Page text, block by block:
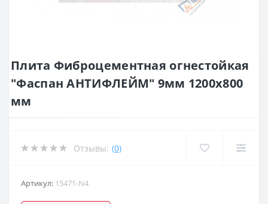
Плита Фиброцементная огнестойкая
"Фаспан АНТИФЛЕЙМ" 9мм 1200х800
мм
Отзывы: (0)
Артикул: 15471-N4